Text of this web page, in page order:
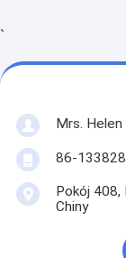
`
Mrs. Helen
86-
Pokój 408,
Chiny